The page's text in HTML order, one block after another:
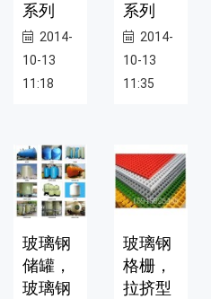
系列
2014-
10-13
11:18
系列
2014-
10-13
11:35
玻璃钢
储罐，
玻璃钢
玻璃钢
格栅，
拉挤型